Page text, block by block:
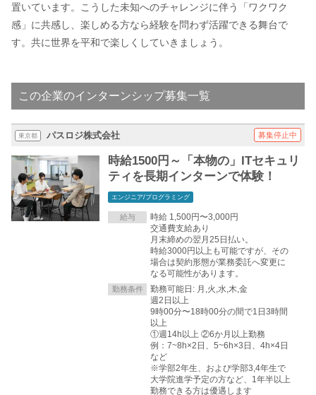
置いています。こうした未知へのチャレンジに伴う「ワクワク
感」に共感し、楽しめる方なら経験を問わず活躍できる舞台で
す。共に世界を平和で楽しくしていきましょう。
この企業のインターンシップ募集一覧
東京都 パスロジ株式会社 募集停止中
時給1500円～「本物の」ITセキュリ
ティを長期インターンで体験！
エンジニア/プログラミング
給与
時給 1,500円〜3,000円
交通費支給あり
月末締めの翌月25日払い。
時給3000円以上も可能ですが、その
場合は契約形態が業務委託へ変更に
なる可能性があります。
勤務条件
勤務可能日: 月,火,水,木,金
週2日以上
9時00分〜18時00分の間で1日3時間
以上
①週14h以上 ②6か月以上勤務
例：7~8h×2日、5~6h×3日、4h×4日
など
※学部2年生、および学部3,4年生で
大学院進学予定の方など、1年半以上
勤務できる方は優遇します